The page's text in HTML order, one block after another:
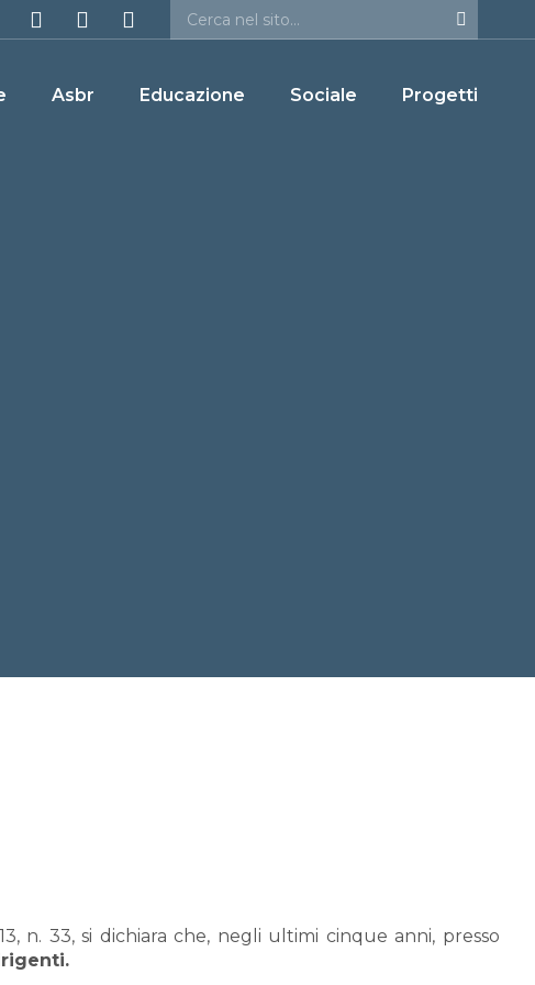
Asbr Educazione Sociale Progetti
n. 33, si dichiara che, negli ultimi cinque anni, presso